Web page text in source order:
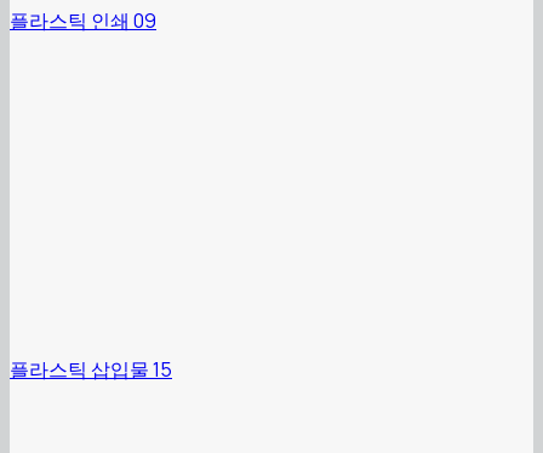
플라스틱 인쇄 09
플라스틱 삽입물 15